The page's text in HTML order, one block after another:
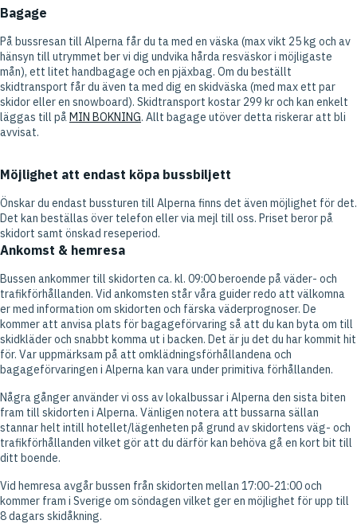
Bagage
På bussresan till Alperna får du ta med en väska (max vikt 25 kg och av
hänsyn till utrymmet ber vi dig undvika hårda resväskor i möjligaste
mån), ett litet handbagage och en pjäxbag. Om du beställt
skidtransport får du även ta med dig en skidväska (med max ett par
skidor eller en snowboard). Skidtransport kostar 299 kr och kan enkelt
läggas till påMIN BOKNING. Allt bagage utöver detta riskerar att bli
avvisat.
Möjlighet att endast köpa bussbiljett
Önskar du endast bussturen till Alperna finns det även möjlighet för det.
Det kan beställas över telefon eller via mejl till oss. Priset beror på
skidort samt önskad reseperiod.
Ankomst & hemresa
Bussen ankommer till skidorten ca. kl. 09:00 beroende på väder- och
trafikförhållanden. Vid ankomsten står våra guider redo att välkomna
er med information om skidorten och färska väderprognoser. De
kommer att anvisa plats för bagageförvaring så att du kan byta om till
skidkläder och snabbt komma ut i backen. Det är ju det du har kommit hit
för. Var uppmärksam på att omklädningsförhållandena och
bagageförvaringen i Alperna kan vara under primitiva förhållanden.
Några gånger använder vi oss av lokalbussar i Alperna den sista biten
fram till skidorten i Alperna. Vänligen notera att bussarna sällan
stannar helt intill hotellet/lägenheten på grund av skidortens väg- och
trafikförhållanden vilket gör att du därför kan behöva gå en kort bit till
ditt boende.
Vid hemresa avgår bussen från skidorten mellan 17:00-21:00 och
kommer fram i Sverige om söndagen vilket ger en möjlighet för upp till
8 dagars skidåkning.